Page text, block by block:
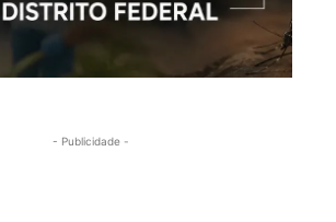
- Publicidade -